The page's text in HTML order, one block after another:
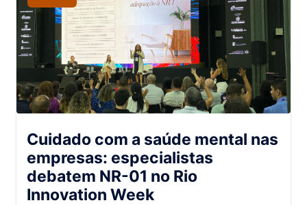
Cuidado com a saúde mental nas
empresas: especialistas
debatem NR-01 no Rio
Innovation Week